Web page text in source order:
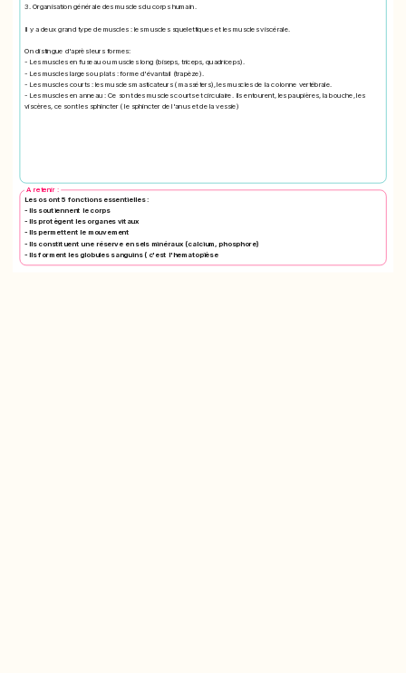
3. Organisation générale des muscles du corps humain.
Il y a deux grand type de muscles : les muscles squelettiques et les muscles viscérale.
On distingue d'après leurs formes:
- Les muscles en fuseau ou muscles long (biseps, triceps, quadriceps).
- Les muscles larges ou plats : forme d'évantail (trapèze).
- Les muscles courts : les muscles masticateurs ( masséters), les muscles de la colonne vertébrale.
- Les muscles en anneau : Ce sont des muscles courts et circulaire. Ils entourent, les paupières, la bouche, les
viscères, ce sont les sphincter ( le sphincter de l'anus et de la vessie)
A retenir :
Les os ont 5 fonctions essentielles :
- Ils soutiennent le corps
- Ils protègent les organes vitaux
- Ils permettent le mouvement
- Ils constituent une réserve en sels minéraux (calcium, phosphore)
- Ils forment les globules sanguins ( c'est l'hematopïèse